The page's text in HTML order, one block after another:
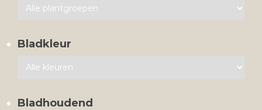
Bladkleur
Bladhoudend